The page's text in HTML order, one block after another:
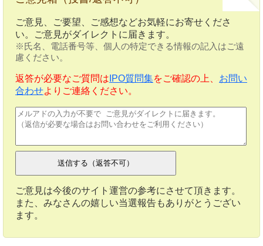
ご意見、ご要望、ご感想などお気軽にお寄せくださ
い。ご意見がダイレクトに届きます。
※氏名、電話番号等、個人の特定できる情報の記入はご遠
慮ください。
返答が必要なご質問は IPO質問集をご確認の上、 お問い
合わせよりご連絡ください。
ご意見は今後のサイト運営の参考にさせて頂きます。
また、みなさんの嬉しい当選報告もありがとうござい
ます。